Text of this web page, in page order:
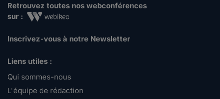
Retrouvez toutes nos webconférences
sur :
Inscrivez-vous à notre Newsletter
Liens utiles :
Qui sommes-nous
L'équipe de rédaction